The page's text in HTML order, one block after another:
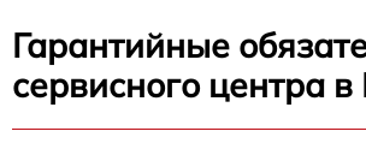
Гарантийные
сервисного центра